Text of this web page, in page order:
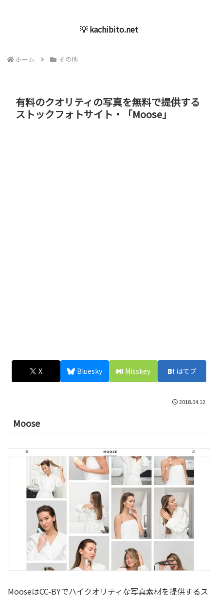
💡 kachibito.net
ホーム その他
有料のクオリティの写真を無料で提供する
ストックフォトサイト・「Moose」
X Bluesky Misskey はてブ
2018.04.12
Moose
MooseはCC-BYでハイクオリティな写真素材を提供するス